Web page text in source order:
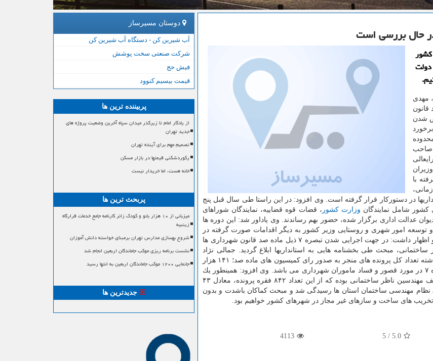
حال بررسی است
مهدی
قانون
شدن
صاحب
با
در دستوركار قرار گرفته است. وی افزود: در این راستا طی سال قبل پنج
وزارت كشور ، قضات قوه قضاییه، نمایندگان شوراهای
عدالت اداری برگزار شده، حضور بهم رساندند. وی یاداور شد: این دوره ها
امور شهری و روستایی وزیر كشور به دیگر اقدامات صورت گرفته در
و سازهای غیرمجاز اشاره نمود و اظهار داشت: در جهت اجرایی شدن تبصره ۷ ذیل ماده صد قانون شهرداری ها
مبحث طی بخشنامه هایی به استانداریها ابلاغ گردید. جمالی نژاد
اضافه كرد: طبق گزارش های ارسالی از ۲۸ استان تا آخر سال گذشته تعداد كل پرونده های منجر به صدور رای كمیسیون های ماده صد؛ ۱۴۱ هزار
و ۵۸۳ فقره بوده و از این تعداد ۶۹۹ پرونده منجر به اعمال تبصره ۷ در مورد قصور و فساد ماموران شهرداری می باشد. وی افزود: همینطور یك
هزار و ۹۳۹ پرونده منجر به اعمال تبصره ۷ در مورد قصور و تخلف مهندسین ناظر ساختمانی بوده كه از این تعداد ۸۴۲ فقره پرونده، معادل ۴۳
مهندسی ساختمان استان ها رسیدگی شد و مبحث كماكان باشدت و بدون
های ساخت و سازهای غیر مجاز در شهرهای كشور خواهیم بود.
5.0
/
5
4113
دوستان مسیرساز
آب شیرین کن - دستگاه آب شیرین کن
شرکت صنعتی سخت پوشش
فیش حج
قیمت بیسیم کنوود
پربیننده ترین ها
از یادگار امام تا زیرگذر میدان سپاه آخرین وضعیت پروژه های
جدید تهران
تصمیم مهم برای آینده تهران
رکوردشکنی قیمتها در بازار مسکن
خانه هست، اما خریدار نیست
پربحث ترین ها
میزبانی از ۱۰ هزار بانو و کودک زائر کارنامه جامع خدمات قرارگاه
زینبیه
شروع بهسازی مدارس تهران برمبنای خواسته دانش آموزان
نشست برنامه ریزی موکب جاماندگان اربعین انجام شد
جانمایی ۱۲۰۰ موکب جاماندگان اربعین به انتها رسید
جدیدترین ها